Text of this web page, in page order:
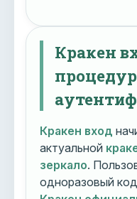
Кракен
Кракен вход
актуальной
зеркало.
одноразовый